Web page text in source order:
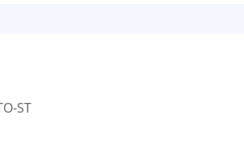
ST